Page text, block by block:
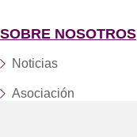
SOBRE NOSOTROS
Noticias
Asociación